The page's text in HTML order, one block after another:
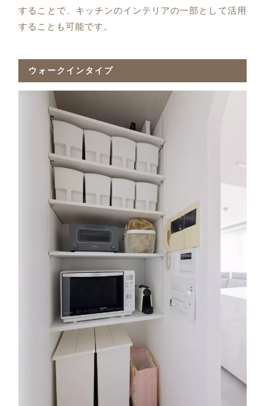
することで、キッチンのインテリアの一部として活用
することも可能です。
ウォークインタイプ